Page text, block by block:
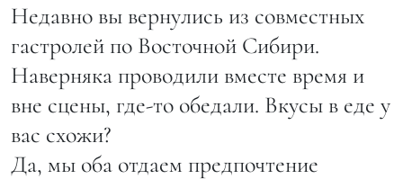
Недавно вы вернулись из совместных
гастролей по Восточной Сибири.
Наверняка проводили вместе время и
вне сцены, где-то обедали. Вкусы в еде у
вас схожи?
Да, мы оба отдаем предпочтение